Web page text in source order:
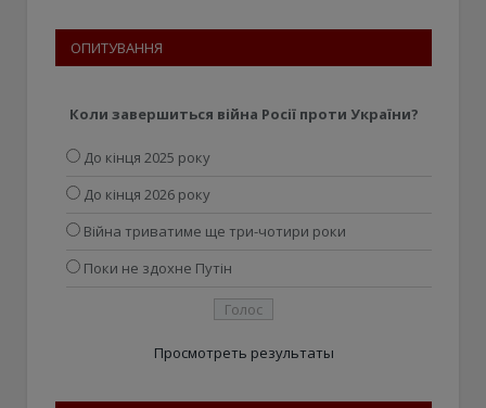
ОПИТУВАННЯ
Коли завершиться війна Росії проти України?
До кінця 2025 року
До кінця 2026 року
Війна триватиме ще три-чотири роки
Поки не здохне Путін
Просмотреть результаты